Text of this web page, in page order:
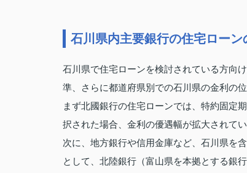
石川県内主要銀行の住宅ローン
石川県で住宅ローンを検討されている方向
準、さらに都道府県別での石川県の金利の
まず北國銀行の住宅ローンでは、特約固定
択された場合、金利の優遇幅が拡大されて
次に、地方銀行や信用金庫など、石川県を
として、北陸銀行（富山県を本拠とする銀